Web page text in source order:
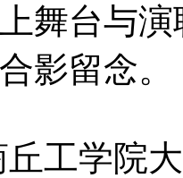
舞台与
影留念。
学院大